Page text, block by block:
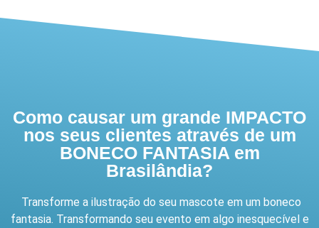
Como causar um grande IMPACTO
nos seus clientes através de um
BONECO FANTASIA em
Brasilândia?
Transforme a ilustração do seu mascote em um boneco
fantasia. Transformando seu evento em algo inesquecível e